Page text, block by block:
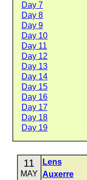
Day 7
Day 8
Day 9
Day 10
Day 11
Day 12
Day 13
Day 14
Day 15
Day 16
Day 17
Day 18
Day 19
11
MAY
Lens
Auxerre